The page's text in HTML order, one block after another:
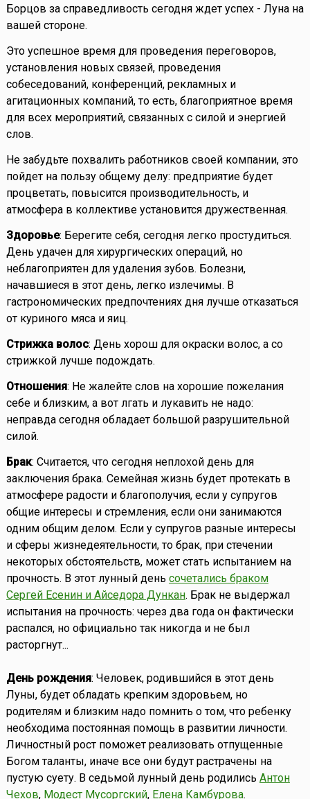
Борцов за справедливость сегодня ждет успех - Луна на
вашей стороне.
Это успешное время для проведения переговоров,
установления новых связей, проведения
собеседований, конференций, рекламных и
агитационных компаний, то есть, благоприятное время
для всех мероприятий, связанных с силой и энергией
слов.
Не забудьте похвалить работников своей компании, это
пойдет на пользу общему делу: предприятие будет
процветать, повысится производительность, и
атмосфера в коллективе установится дружественная.
Здоровье: Берегите себя, сегодня легко простудиться.
День удачен для хирургических операций, но
неблагоприятен для удаления зубов. Болезни,
начавшиеся в этот день, легко излечимы. В
гастрономических предпочтениях дня лучше отказаться
от куриного мяса и яиц.
Стрижка волос: День хорош для окраски волос, а со
стрижкой лучше подождать.
Отношения: Не жалейте слов на хорошие пожелания
себе и близким, а вот лгать и лукавить не надо:
неправда сегодня обладает большой разрушительной
силой.
Брак: Считается, что сегодня неплохой день для
заключения брака. Семейная жизнь будет протекать в
атмосфере радости и благополучия, если у супругов
общие интересы и стремления, если они занимаются
одним общим делом. Если у супругов разные интересы
и сферы жизнедеятельности, то брак, при стечении
некоторых обстоятельств, может стать испытанием на
прочность. В этот лунный день сочетались браком
Сергей Есенин и Айседора Дункан. Брак не выдержал
испытания на прочность: через два года он фактически
распался, но официально так никогда и не был
расторгнут...
День рождения: Человек, родившийся в этот день
Луны, будет обладать крепким здоровьем, но
родителям и близким надо помнить о том, что ребенку
необходима постоянная помощь в развитии личности.
Личностный рост поможет реализовать отпущенные
Богом таланты, иначе все они будут растрачены на
пустую суету. В седьмой лунный день родились Антон
Чехов, Модест Мусоргский, Елена Камбурова.